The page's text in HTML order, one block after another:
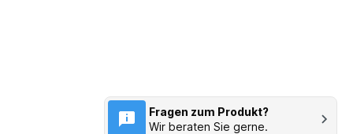
Fragen zum Produkt?
Wir beraten Sie gerne.